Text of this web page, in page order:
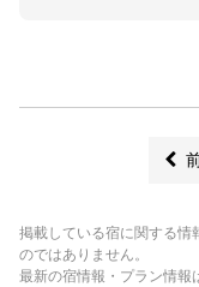
掲載している宿に関する情
のではありません。
最新の宿情報・プラン情報